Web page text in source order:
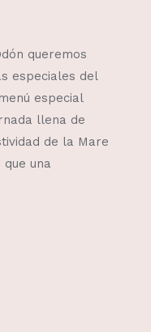
queremos
especiales del
especial
llena de
de la Mare
una